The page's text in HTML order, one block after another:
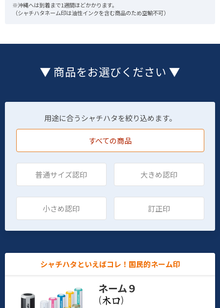
※沖縄へは到着まで1週間ほどかかります。
（シャチハタネーム印は油性インクを含む商品のため空輸不可）
▼ 商品をお選びください ▼
用途に合うシャチハタを絞り込めます。
すべての商品
普通サイズ認印 大きめ認印
小さめ認印 訂正印
シャチハタといえばコレ！国民的ネーム印
ネーム９
(
)